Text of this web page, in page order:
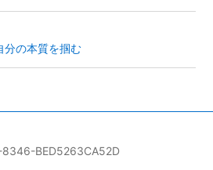
分の本質を掴む
BED5263CA52D